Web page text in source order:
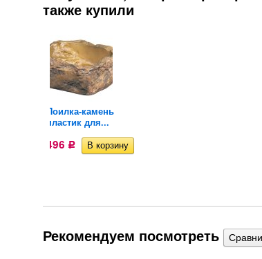
также купили
Поилка-камень
пластик для...
496 Р
Рекомендуем посмотреть